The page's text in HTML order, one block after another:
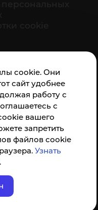
cookie. Они
сайт удобнее
работу с
с
вашего
запретить
файлов cookie
Узнать
.
а так же по прямой